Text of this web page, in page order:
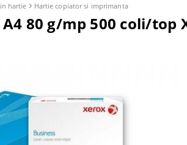
hartie Hartie copiator si imprimanta
80 g/mp 500 coli/top